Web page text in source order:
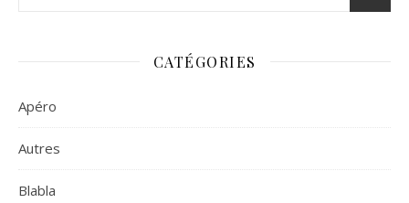
CATÉGORIES
Apéro
Autres
Blabla